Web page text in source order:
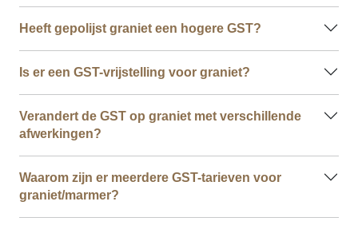
Heeft gepolijst graniet een hogere GST?
Is er een GST-vrijstelling voor graniet?
Verandert de GST op graniet met verschillende
afwerkingen?
Waarom zijn er meerdere GST-tarieven voor
graniet/marmer?